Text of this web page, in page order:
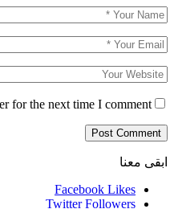
for the next time I comment.
ابقى معنا
Facebook Likes
Twitter Followers